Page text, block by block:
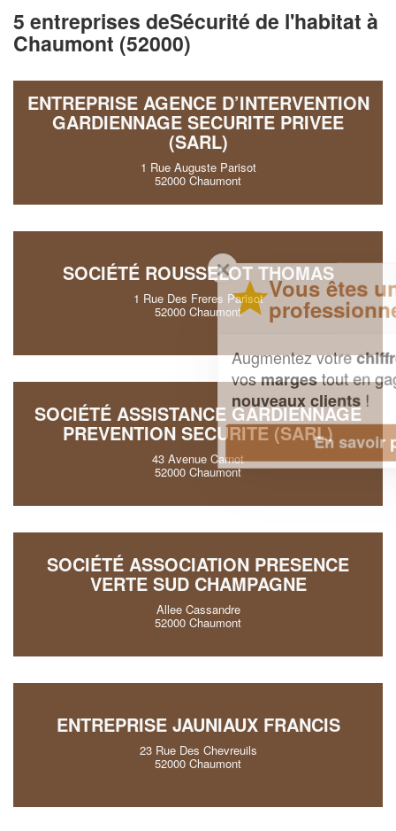
5 entreprises deSécurité de l'habitat à
Chaumont (52000)
ENTREPRISE AGENCE D’INTERVENTION
GARDIENNAGE SECURITE PRIVEE
(SARL)
1 Rue Auguste Parisot
52000 Chaumont
SOCIÉTÉ ROUSSELOT THOMAS
1 Rue Des Freres Parisot
52000 Chaumont
SOCIÉTÉ ASSISTANCE GARDIENNAGE
PREVENTION SECURITE (SARL)
43 Avenue Carnot
52000 Chaumont
SOCIÉTÉ ASSOCIATION PRESENCE
VERTE SUD CHAMPAGNE
Allee Cassandre
52000 Chaumont
ENTREPRISE JAUNIAUX FRANCIS
23 Rue Des Chevreuils
52000 Chaumont
✕
Vous êtes un
professionnel ?
Augmentez votrechiffre d'affaireset
vosmargestout en gagnant de
nouveaux clients!
En savoir plus